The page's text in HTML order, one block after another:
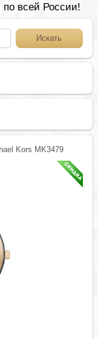
всей России!
Kors MK3479